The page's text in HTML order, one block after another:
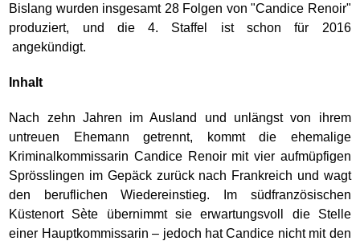
Bislang wurden insgesamt 28 Folgen von "Candice Renoir"
produziert, und die 4. Staffel ist schon für 2016
angekündigt.
Inhalt
Nach zehn Jahren im Ausland und unlängst von ihrem
untreuen Ehemann getrennt, kommt die ehemalige
Kriminalkommissarin Candice Renoir mit vier aufmüpfigen
Sprösslingen im Gepäck zurück nach Frankreich und wagt
den beruflichen Wiedereinstieg. Im südfranzösischen
Küstenort Sète übernimmt sie erwartungsvoll die Stelle
einer Hauptkommissarin – jedoch hat Candice nicht mit den